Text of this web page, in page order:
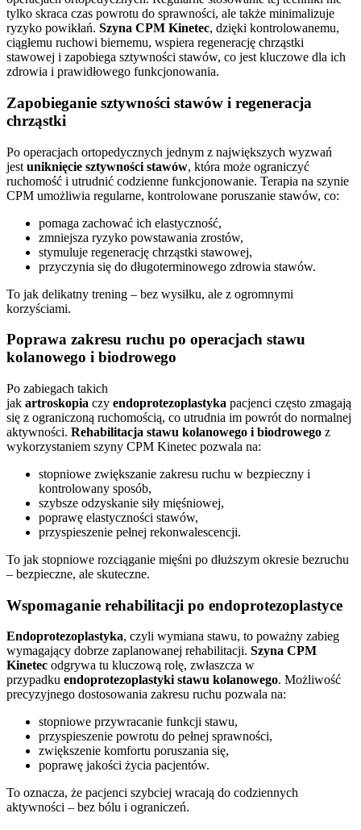
tylko skraca czas powrotu do sprawności, ale także minimalizuje
ryzyko powikłań. Szyna CPM Kinetec, dzięki kontrolowanemu,
ciągłemu ruchowi biernemu, wspiera regenerację chrząstki
stawowej i zapobiega sztywności stawów, co jest kluczowe dla ich
zdrowia i prawidłowego funkcjonowania.
Zapobieganie sztywności stawów i regeneracja
chrząstki
Po operacjach ortopedycznych jednym z największych wyzwań
jest uniknięcie sztywności stawów, która może ograniczyć
ruchomość i utrudnić codzienne funkcjonowanie. Terapia na szynie
CPM umożliwia regularne, kontrolowane poruszanie stawów, co:
pomaga zachować ich elastyczność,
zmniejsza ryzyko powstawania zrostów,
stymuluje regenerację chrząstki stawowej,
przyczynia się do długoterminowego zdrowia stawów.
To jak delikatny trening – bez wysiłku, ale z ogromnymi
korzyściami.
Poprawa zakresu ruchu po operacjach stawu
kolanowego i biodrowego
Po zabiegach takich
jak artroskopia czy endoprotezoplastyka pacjenci często zmagają
się z ograniczoną ruchomością, co utrudnia im powrót do normalnej
aktywności. Rehabilitacja stawu kolanowego i biodrowego z
wykorzystaniem szyny CPM Kinetec pozwala na:
stopniowe zwiększanie zakresu ruchu w bezpieczny i
kontrolowany sposób,
szybsze odzyskanie siły mięśniowej,
poprawę elastyczności stawów,
przyspieszenie pełnej rekonwalescencji.
To jak stopniowe rozciąganie mięśni po dłuższym okresie bezruchu
– bezpieczne, ale skuteczne.
Wspomaganie rehabilitacji po endoprotezoplastyce
Endoprotezoplastyka, czyli wymiana stawu, to poważny zabieg
wymagający dobrze zaplanowanej rehabilitacji. Szyna CPM
Kinetec odgrywa tu kluczową rolę, zwłaszcza w
przypadku endoprotezoplastyki stawu kolanowego. Możliwość
precyzyjnego dostosowania zakresu ruchu pozwala na:
stopniowe przywracanie funkcji stawu,
przyspieszenie powrotu do pełnej sprawności,
zwiększenie komfortu poruszania się,
poprawę jakości życia pacjentów.
To oznacza, że pacjenci szybciej wracają do codziennych
aktywności – bez bólu i ograniczeń.